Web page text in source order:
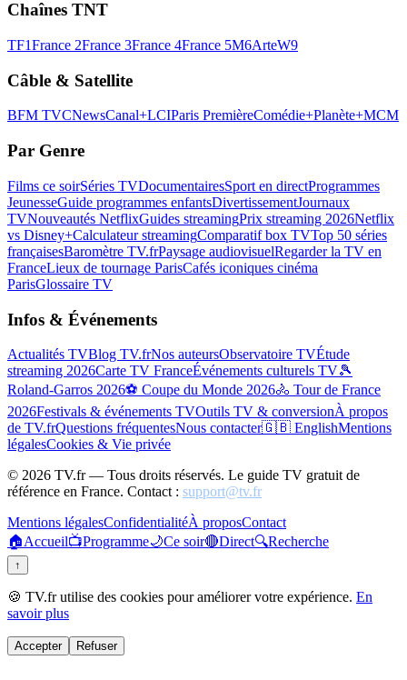
Chaînes TNT
TF1France 2France 3France 4France 5M6ArteW9
Câble & Satellite
BFM TVCNewsCanal+LCIParis PremièreComédie+Planète+MCM
Par Genre
Films ce soirSéries TVDocumentairesSport en directProgrammes
JeunesseGuide programmes enfantsDivertissementJournaux
TVNouveautés NetflixGuides streamingPrix streaming 2026Netflix
vs Disney+Calculateur streamingComparatif box TVTop 50 séries
françaisesBaromètre TV.frPaysage audiovisuelRegarder la TV en
FranceLieux de tournage ParisCafés iconiques cinéma
ParisGlossaire TV
Infos & Événements
Actualités TVBlog TV.frNos auteursObservatoire TVÉtude
streaming 2026Carte TV FranceÉvénements culturels TV🎾
Roland-Garros 2026⚽ Coupe du Monde 2026🚴 Tour de France
2026Festivals & événements TVOutils TV & conversionÀ propos
de TV.frQuestions fréquentesNous contacter🇬🇧 EnglishMentions
légalesCookies & Vie privée
© 2026 TV.fr — Tous droits réservés. Le guide TV gratuit de
référence en France. Contact : support@tv.fr
Mentions légalesConfidentialitéÀ proposContact
🏠Accueil📺Programme🌙Ce soir🔴Direct🔍Recherche
↑
🍪 TV.fr utilise des cookies pour améliorer votre expérience. En
savoir plus
Accepter Refuser